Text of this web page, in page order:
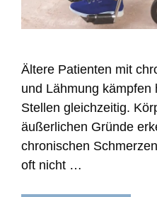
Ältere Patienten mit
und Lähmung kämpfen
Stellen gleichzeitig.
äußerlichen Gründe
chronischen
oft nicht …